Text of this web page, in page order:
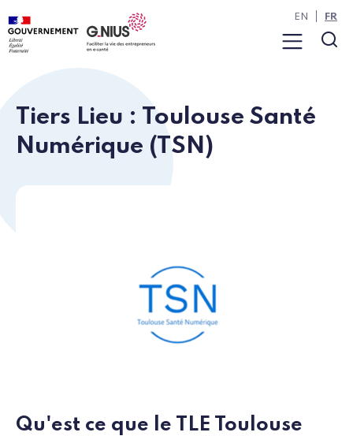
Panneau de gestion des cookies
Aller au contenu
Aller à la navigation
Menu
EN FR
Tiers Lieu : Toulouse Santé
Numérique (TSN)
Qu'est ce que le TLE Toulouse